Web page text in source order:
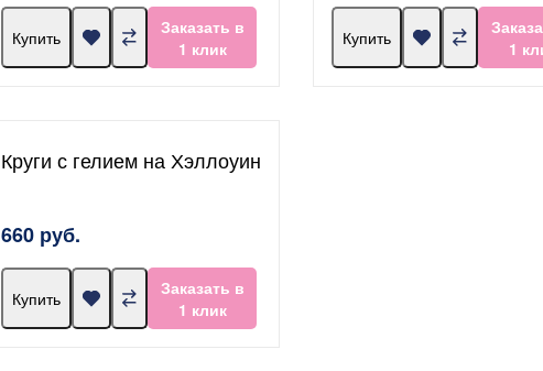
Купить
Заказать в
1 клик
Купить
1
Круги с гелием на Хэллоуин
660 руб.
Купить
Заказать в
1 клик